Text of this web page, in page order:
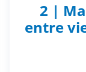
2 |
entre